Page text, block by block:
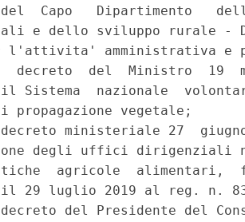
Capo   Dipartimento
e dello sviluppo rurale -
l'attivita' amministrativa e
decreto  del  Ministro  19
Sistema  nazionale
propagazione vegetale;
ministeriale 27
degli uffici dirigenziali
agricole  alimentari,
29 luglio 2019 al reg. n.
del Presidente del